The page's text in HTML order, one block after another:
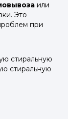
или
Это
при
стиральную
стиральную